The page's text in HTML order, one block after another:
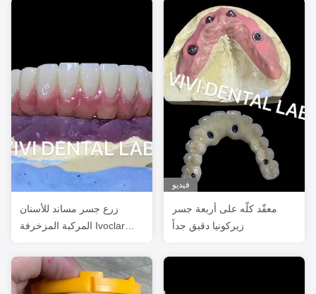
زرع جسر مساند للأسنان
المركبة المزخرفة Ivoclar
فيديو
معقّد كلّه على أربعة جسر
زيركونيا دقيق جداً